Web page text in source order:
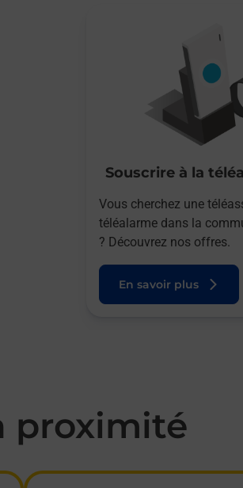
Souscrire à la
Vous cherchez une
téléalarme dans la
? Découvrez nos offres.
En savoir plus
proximité